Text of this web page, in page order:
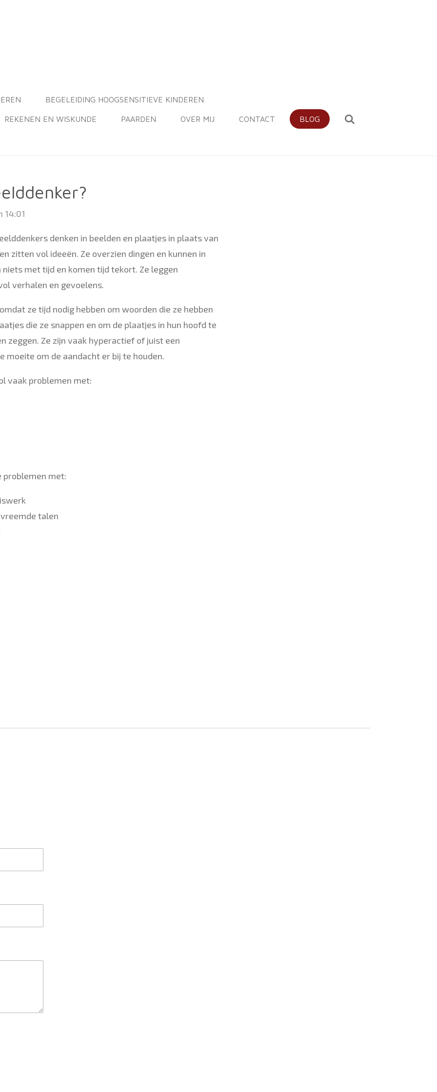
BEGELEIDING HOOGSENSITIEVE KINDEREN
REKENEN EN WISKUNDE PAARDEN OVER MIJ CONTACT BLOG
14:01
denken in beelden en plaatjes in plaats van
zitten vol ideeën. Ze overzien dingen en kunnen in
met tijd en komen tijd tekort. Ze leggen
verhalen en gevoelens.
ze tijd nodig hebben om woorden die ze hebben
die ze snappen en om de plaatjes in hun hoofd te
zeggen. Ze zijn vaak hyperactief of juist een
moeite om de aandacht er bij te houden.
vaak problemen met:
problemen met:
talen